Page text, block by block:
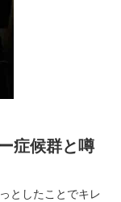
症候群と噂
としたことでキレ